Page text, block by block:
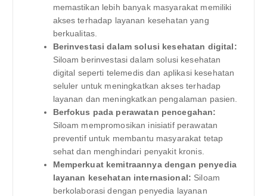
memastikan lebih banyak masyarakat memiliki
akses terhadap layanan kesehatan yang
berkualitas.
Berinvestasi dalam solusi kesehatan digital:
Siloam berinvestasi dalam solusi kesehatan
digital seperti telemedis dan aplikasi kesehatan
seluler untuk meningkatkan akses terhadap
layanan dan meningkatkan pengalaman pasien.
Berfokus pada perawatan pencegahan:
Siloam mempromosikan inisiatif perawatan
preventif untuk membantu masyarakat tetap
sehat dan menghindari penyakit kronis.
Memperkuat kemitraannya dengan penyedia
layanan kesehatan internasional: Siloam
berkolaborasi dengan penyedia layanan